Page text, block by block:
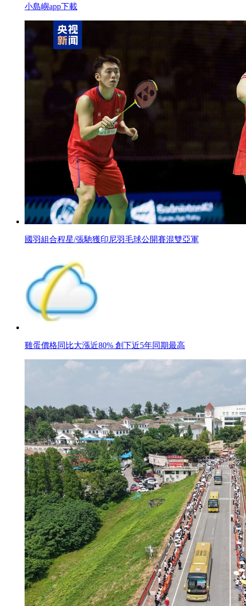
小島嶼app下載
國羽組合程星/張馳獲印尼羽毛球公開賽混雙亞軍
雞蛋價格同比大漲近80% 創下近5年同期最高